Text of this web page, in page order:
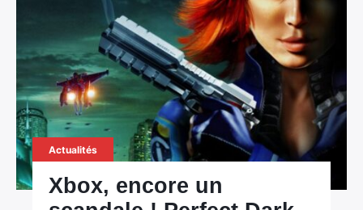
Actualités
Xbox, encore un